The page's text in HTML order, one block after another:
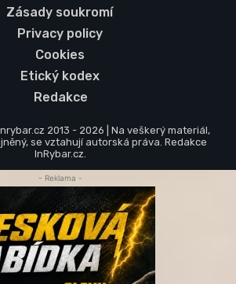
Zásady soukromí
Privacy policy
Cookies
Etický kodex
Redakce
2013 - 2026 | Na veškerý materiál,
se vztahují autorská práva. Redakce
InRybar.cz.
- Reklama -